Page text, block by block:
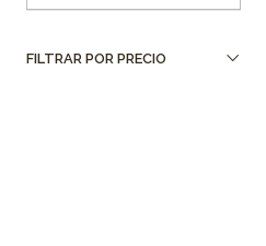
FILTRAR POR PRECIO